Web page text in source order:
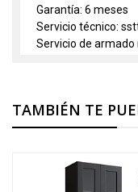
Garantía: 6 meses
Servicio técnico:
Servicio de armado
TAMBIÉN TE